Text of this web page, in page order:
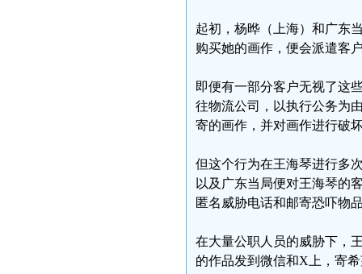
起初，杨晔（上海）和广东
购买她的画作，便会派遣客
即便有一部分客户无视了这
往物流公司，以执行公务为
寄的画作，并对画作进行破
但这个行为在王海琴进行多
以及广东当局便对王海琴的
匿名威胁电话和邮寄恐吓物
在大量公职人员的威胁下，
的作品发到微信和X上，寄